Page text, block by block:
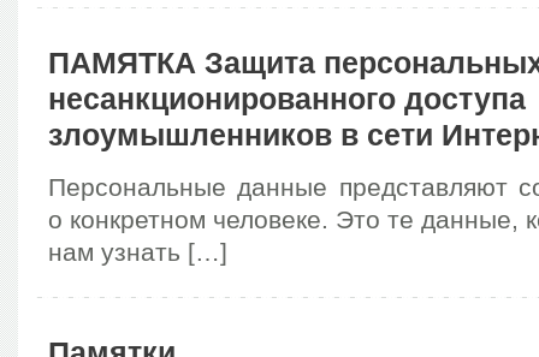
ПАМЯТКА Защита
несанкционированного доступа
злоумышленников в сети
Персональные данные представляют
о конкретном человеке. Это те данные,
нам узнать […]